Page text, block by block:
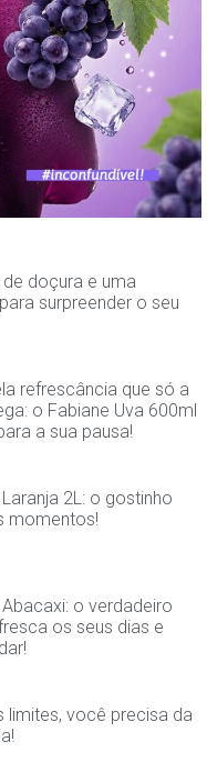
doçura e uma
surpreender o seu
refrescância que só a
o Fabiane Uva 600ml
a sua pausa!
2L: o gostinho
momentos!
o verdadeiro
os seus dias e
limites, você precisa da